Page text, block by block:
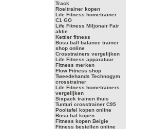
Track
Roeitrainer kopen
Life Fitness hometrainer
C1 GO
Life Fitness Miljonair Fair
aktie
Kettler fitness
Bosu ball balance trainer
shop online
Crosstrainers vergelijken
Life Fitness apparatuur
Fitness merken
Flow Fitness shop
Tweedehands Technogym
crosstrainer
Life Fitness hometrainers
vergelijken
Sixpack trainen thuis
Tunturi crosstrainer C95
Pooltafel kopen online
Bosu bal kopen
Fitness kopen Belgie
Fitness bestellen online